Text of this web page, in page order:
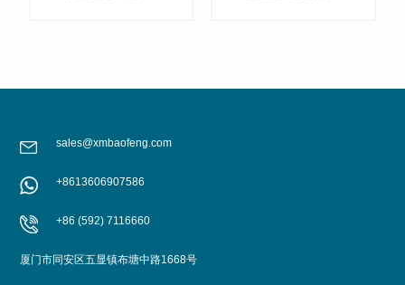
了解更多
sales@xmbaofeng.com
+8613606907586
+86 (592) 7116660
厦门市同安区五显镇布塘中路1668号